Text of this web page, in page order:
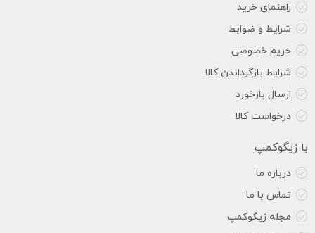
راهنمای خرید
شرایط و ضوابط
حریم خصوصی
شرایط بازگرداندن کالا
ارسال بازخورد
درخواست کالا
با زیگوکمپ
درباره ما
تماس با ما
مجله زیگوکمپ